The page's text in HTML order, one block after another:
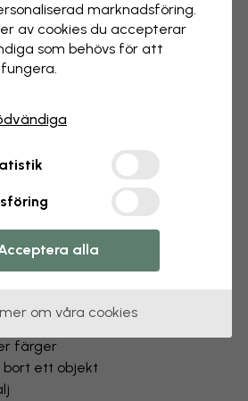
justera vilket motiv som helst
för dig.
färger
bort ett objekt
marknads­föring.
av cookies du accepterar
som behövs för att
alla
om våra cookies